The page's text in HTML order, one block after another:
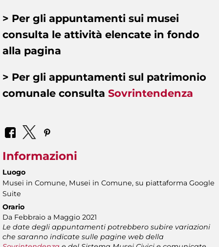
> Per gli appuntamenti sui musei
consulta le attività elencate in fondo
alla pagina
> Per gli appuntamenti sul patrimonio
comunale consulta Sovrintendenza
Informazioni
Luogo
Musei in Comune, Musei in Comune, su piattaforma Google
Suite
Orario
Da Febbraio a Maggio 2021
Le date degli appuntamenti potrebbero subire variazioni
che saranno indicate sulle pagine web della